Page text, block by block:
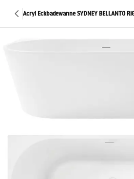
Acryl Eckbadewanne SYDNEY BELLANTO